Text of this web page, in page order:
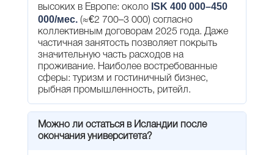
высоких в Европе: около ISK 400 000–450
000/мес. (≈€2 700–3 000) согласно
коллективным договорам 2025 года. Даже
частичная занятость позволяет покрыть
значительную часть расходов на
проживание. Наиболее востребованные
сферы: туризм и гостиничный бизнес,
рыбная промышленность, ритейл.
Можно ли остаться в Исландии после
окончания университета?